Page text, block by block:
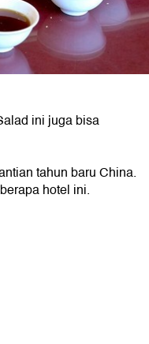
ini juga bisa
tahun baru China.
hotel ini.